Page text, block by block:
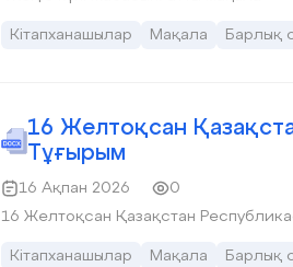
Кітапханашылар Мақала Барлық
16 Желтоқсан
Тұғырым
16 Ақпан 2026
0
16 Желтоқсан Қазақстан
Кітапханашылар Мақала Барлық